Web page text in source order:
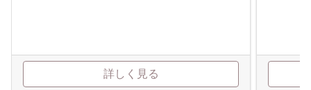
詳しく見る